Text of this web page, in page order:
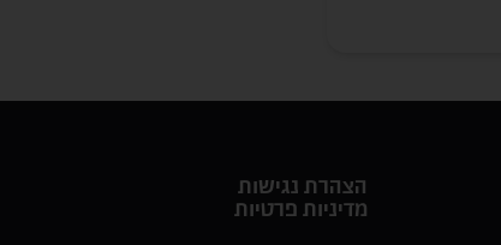
הצהרת נגישות
מדיניות פרטיות